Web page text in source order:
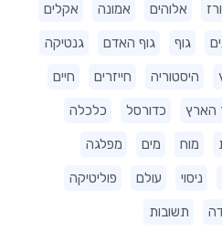
אלוהים אמונה אקלים
גוף גוף האדם גנטיקה
היסטוריה חייזרים חיים
הארץ כדורסל כלכלה
מוח מים מפלגה
ניסוי עולם פוליטיקה
תשובות